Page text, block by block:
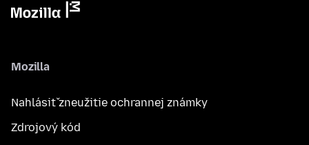
Mozilla
Nahlásiť zneužitie ochrannej známky
Zdrojový kód